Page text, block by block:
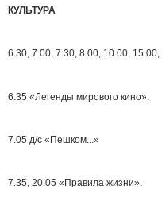
КУЛЬТУРА
6.30, 7.00, 7.30, 8.00, 10.00,
6.35 «Легенды мирового кино».
7.05 д/с «Пешком...»
7.35, 20.05 «Правила жизни».